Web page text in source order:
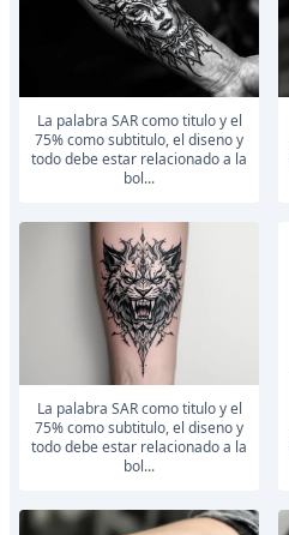
la palabra SAR como titulo y el
75% como subtitulo, el diseno y
todo debe estar relacionado a la
bol...
la palabra SAR como titulo y el
75% como subtitulo, el diseno y
todo debe estar relacionado a la
bol...